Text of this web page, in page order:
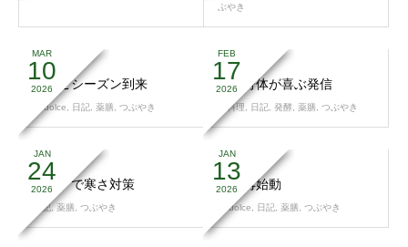
ぶやき
MAR
10
2026
いちごシーズン到来
37dolce 日記 薬膳 つぶやき
FEB
17
2026
心と身体が喜ぶ発信
お料理 日記 発酵 薬膳 つぶやき
JAN
24
2026
「黒」で寒さ対策
日記,薬膳 つぶやき
JAN
13
2026
副業再始動
37dolce 日記 薬膳 つぶやき